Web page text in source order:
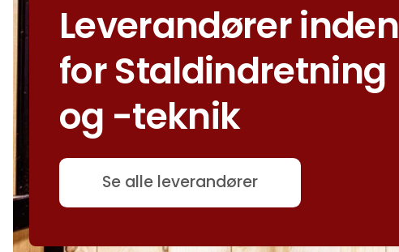
Leverandører inden
for Staldindretning
og -teknik
Se alle leverandører